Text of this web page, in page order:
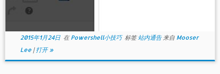
2015年1月24日在 Powershell小技巧 标签站内通告 来自 Mooser
Lee| 打开 »